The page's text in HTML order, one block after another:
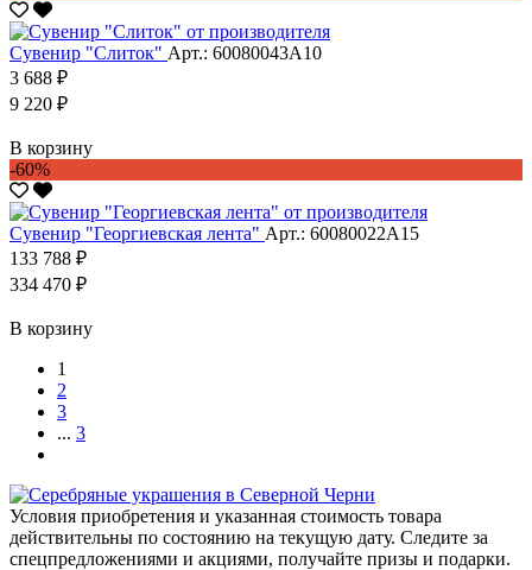
Сувенир "Слиток" Арт.: 60080043А10
3 688 ₽
9 220 ₽
В корзину
-60%
Сувенир "Георгиевская лента" Арт.: 60080022А15
133 788 ₽
334 470 ₽
В корзину
1
2
3
... 3
Условия приобретения и указанная стоимость товара
действительны по состоянию на текущую дату. Следите за
спецпредложениями и акциями, получайте призы и подарки.